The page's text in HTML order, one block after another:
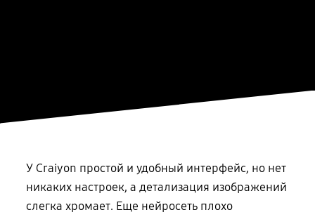
У Craiyon простой и удобный интерфейс, но нет
никаких настроек, а детализация изображений
слегка хромает. Еще нейросеть плохо